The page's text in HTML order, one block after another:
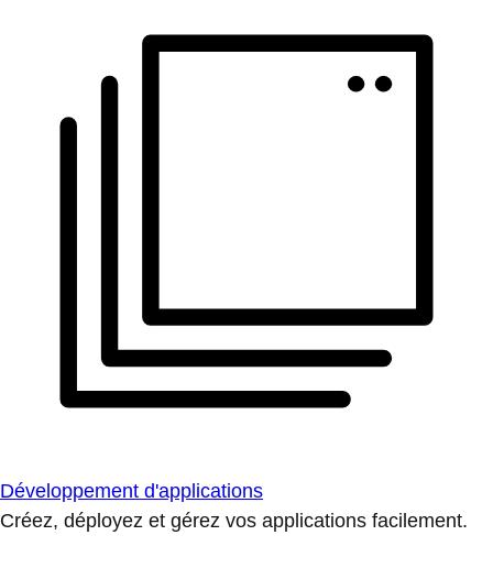
Développement d'applications
Créez, déployez et gérez vos applications facilement.